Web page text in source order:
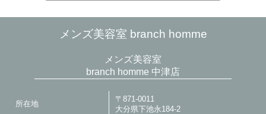
メンズ美容室 branch homme
メンズ美容室
branch homme 中津店
所在地
〒871-0011
大分県下池永184-2